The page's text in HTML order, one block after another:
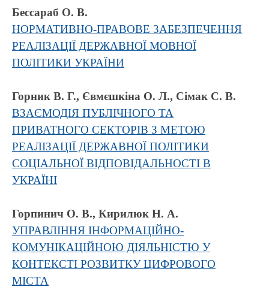
Бессараб О. В.
НОРМАТИВНО-ПРАВОВЕ ЗАБЕЗПЕЧЕННЯ
РЕАЛІЗАЦІЇ ДЕРЖАВНОЇ МОВНОЇ
ПОЛІТИКИ УКРАЇНИ
Горник В. Г., Євмєшкіна О. Л., Сімак С. В.
ВЗАЄМОДІЯ ПУБЛІЧНОГО ТА
ПРИВАТНОГО СЕКТОРІВ З МЕТОЮ
РЕАЛІЗАЦІЇ ДЕРЖАВНОЇ ПОЛІТИКИ
СОЦІАЛЬНОЇ ВІДПОВІДАЛЬНОСТІ В
УКРАЇНІ
Горпинич О. В., Кирилюк Н. А.
УПРАВЛІННЯ ІНФОРМАЦІЙНО-
КОМУНІКАЦІЙНОЮ ДІЯЛЬНІСТЮ У
КОНТЕКСТІ РОЗВИТКУ ЦИФРОВОГО
МІСТА